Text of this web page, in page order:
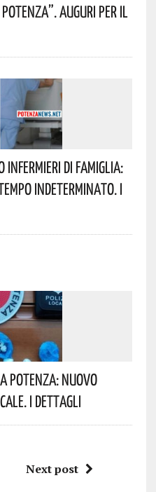
Auguri Per Il
Infermieri Di Famiglia:
Indeterminato. I
Potenza: Nuovo
I Dettagli
Next post